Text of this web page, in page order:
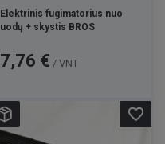
Elektrinis fugimatorius nuo
uodų + skystis BROS
Kaina
7,76 € / VNT
favorite_border